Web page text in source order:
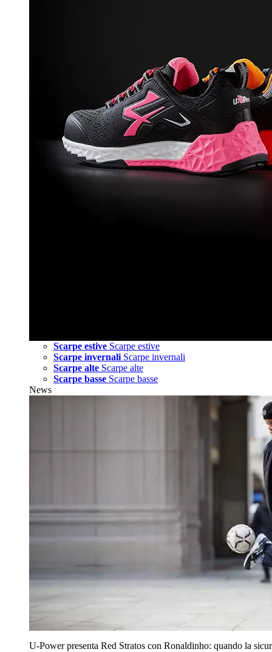
Scarpe estive Scarpe estive
Scarpe invernali Scarpe invernali
Scarpe alte Scarpe alte
Scarpe basse Scarpe basse
News
U‑Power presenta Red Stratos con Ronaldinho: quando la